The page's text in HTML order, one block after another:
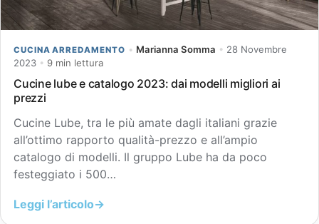
CUCINA ARREDAMENTO • Marianna Somma • 28 Novembre
2023 • 9 min lettura
Cucine lube e catalogo 2023: dai modelli migliori ai
prezzi
Cucine Lube, tra le più amate dagli italiani grazie
all’ottimo rapporto qualità-prezzo e all’ampio
catalogo di modelli. Il gruppo Lube ha da poco
festeggiato i 500…
Leggi l’articolo→